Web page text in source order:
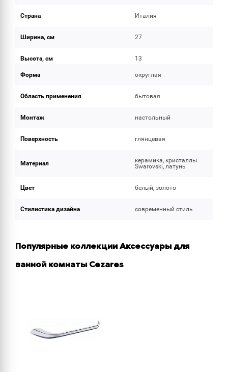
Страна Италия
Ширина, см 27
Высота, см 13
Форма округлая
Область применения бытовая
Монтаж настольный
Поверхность глянцевая
Материал
керамика, кристаллы
Swarovski, латунь
Цвет белый, золото
Стилистика дизайна современный стиль
Популярные коллекции Аксессуары для
ванной комнаты Cezares